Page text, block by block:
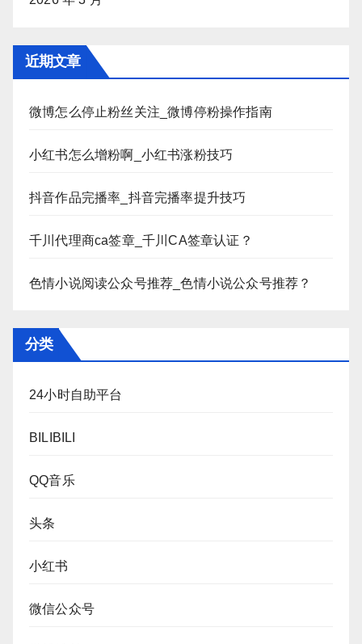
近期文章
微博怎么停止粉丝关注_微博停粉操作指南
小红书怎么增粉啊_小红书涨粉技巧
抖音作品完播率_抖音完播率提升技巧
千川代理商ca签章_千川CA签章认证？
色情小说阅读公众号推荐_色情小说公众号推荐？
分类
24小时自助平台
BILIBILI
QQ音乐
头条
小红书
微信公众号